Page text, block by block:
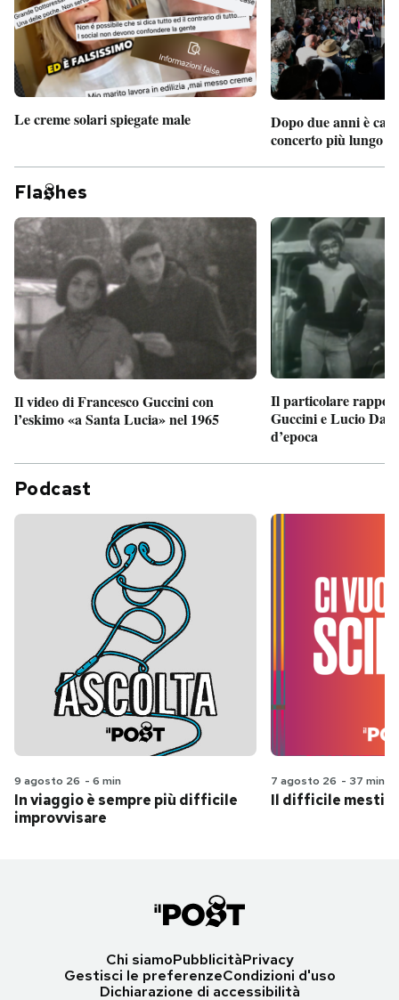
Le creme solari spiegate male
Dopo due anni è
concerto più lungo
Fla hes
Il video di Francesco Guccini con
l’eskimo «a Santa Lucia» nel 1965
Il particolare
Guccini e Lucio
d’epoca
Podcast
9 agosto 26 - 6 min
In viaggio è sempre più difficile
improvvisare
7 agosto 26 - 37 min
Il difficile
Chi siamoPubblicitàPrivacy
Gestisci le preferenzeCondizioni d'uso
Dichiarazione di accessibilità